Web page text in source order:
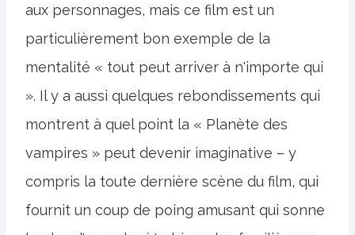
aux personnages, mais ce film est un
particulièrement bon exemple de la
mentalité « tout peut arriver à n'importe qui
». Il y a aussi quelques rebondissements qui
montrent à quel point la « Planète des
vampires » peut devenir imaginative – y
compris la toute dernière scène du film, qui
fournit un coup de poing amusant qui sonne